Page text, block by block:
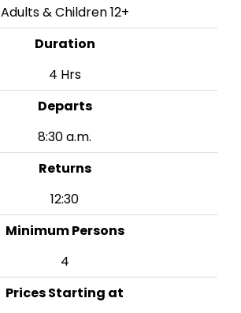
Adults & Children 12+
Duration
4 Hrs
Departs
8:30 a.m.
Returns
12:30
Minimum Persons
4
Prices Starting at